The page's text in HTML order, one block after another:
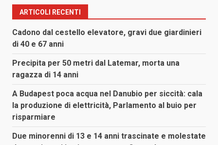
ARTICOLI RECENTI
Cadono dal cestello elevatore, gravi due giardinieri
di 40 e 67 anni
Precipita per 50 metri dal Latemar, morta una
ragazza di 14 anni
A Budapest poca acqua nel Danubio per siccità: cala
la produzione di elettricità, Parlamento al buio per
risparmiare
Due minorenni di 13 e 14 anni trascinate e molestate